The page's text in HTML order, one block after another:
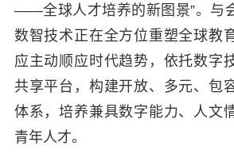
——全球人才培养的新图景”。与
数智技术正在全方位重塑全球教
应主动顺应时代趋势，依托数字
共享平台，构建开放、多元、包
体系，培养兼具数字能力、人文
青年人才。